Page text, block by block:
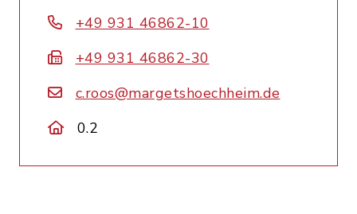
+49 931 46862-10
+49 931 46862-30
c.roos@margetshoechheim.de
0.2